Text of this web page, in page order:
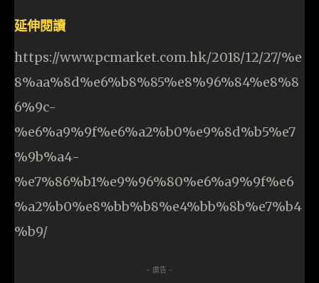
延伸閱讀
https://www.pcmarket.com.hk/2018/12/27/%e
8%aa%8d%e6%b8%85%e8%96%84%e8%8
6%9c-
%e6%a9%9f%e6%a2%b0%e9%8d%b5%e7
%9b%a4-
%e7%86%b1%e9%96%80%e6%a9%9f%e6
%a2%b0%e8%bb%b8%e4%bb%8b%e7%b4
%b9/
- 廣告 -